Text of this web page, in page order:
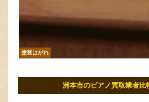
塗装はがれ
洲本市のピアノ買取業者比